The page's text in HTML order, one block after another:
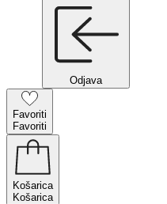
Odjava
Favoriti
Favoriti
Košarica
Košarica